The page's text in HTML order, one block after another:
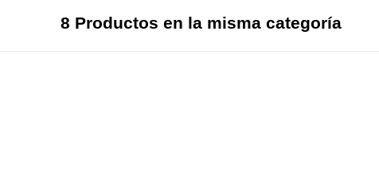
8 Productos en la misma categoría